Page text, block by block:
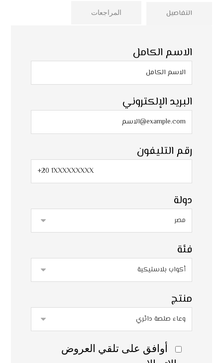
التفاصيل المراجعات
الاسم الكامل
البريد الإلكتروني
رقم التليفون
دولة
فئة
منتج
أوافق على تلقي العروض